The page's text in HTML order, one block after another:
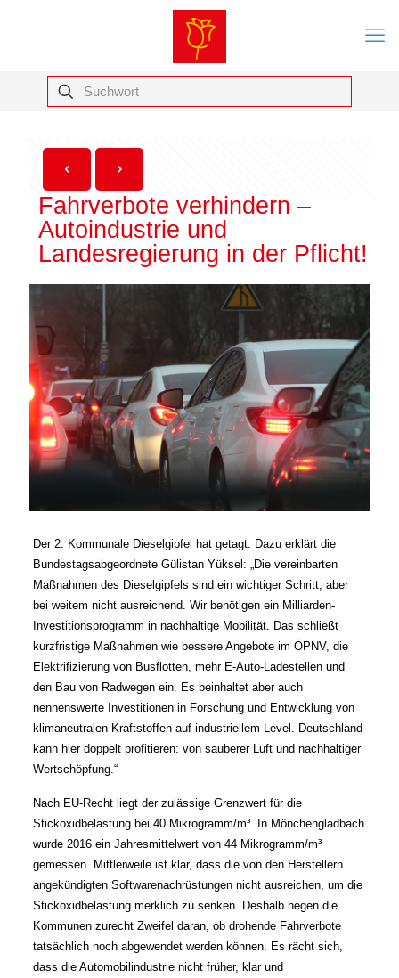
Fahrverbote verhindern –
Autoindustrie und
Landesregierung in der Pflicht!
Der 2. Kommunale Dieselgipfel hat getagt. Dazu erklärt die
Bundestagsabgeordnete Gülistan Yüksel: „Die vereinbarten
Maßnahmen des Dieselgipfels sind ein wichtiger Schritt, aber
bei weitem nicht ausreichend. Wir benötigen ein Milliarden-
Investitionsprogramm in nachhaltige Mobilität. Das schließt
kurzfristige Maßnahmen wie bessere Angebote im ÖPNV, die
Elektrifizierung von Busflotten, mehr E-Auto-Ladestellen und
den Bau von Radwegen ein. Es beinhaltet aber auch
nennenswerte Investitionen in Forschung und Entwicklung von
klimaneutralen Kraftstoffen auf industriellem Level. Deutschland
kann hier doppelt profitieren: von sauberer Luft und nachhaltiger
Wertschöpfung.“
Nach EU-Recht liegt der zulässige Grenzwert für die
Stickoxidbelastung bei 40 Mikrogramm/m³. In Mönchengladbach
wurde 2016 ein Jahresmittelwert von 44 Mikrogramm/m³
gemessen. Mittlerweile ist klar, dass die von den Herstellern
angekündigten Softwarenachrüstungen nicht ausreichen, um die
Stickoxidbelastung merklich zu senken. Deshalb hegen die
Kommunen zurecht Zweifel daran, ob drohende Fahrverbote
tatsächlich noch abgewendet werden können. Es rächt sich,
dass die Automobilindustrie nicht früher, klar und